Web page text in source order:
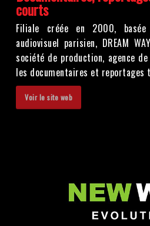
courts
Filiale créée en 2000,
audiovisuel parisien, DREAM
société de production, agence
les documentaires et reportages
Voir le site web